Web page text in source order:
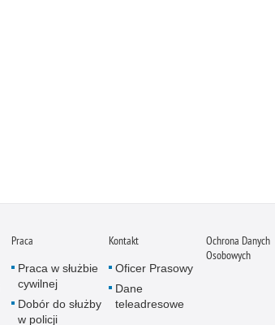
Praca
Praca w służbie
cywilnej
Dobór do służby
w policji
Kontakt
Oficer Prasowy
Dane
teleadresowe
Ochrona Danych
Osobowych